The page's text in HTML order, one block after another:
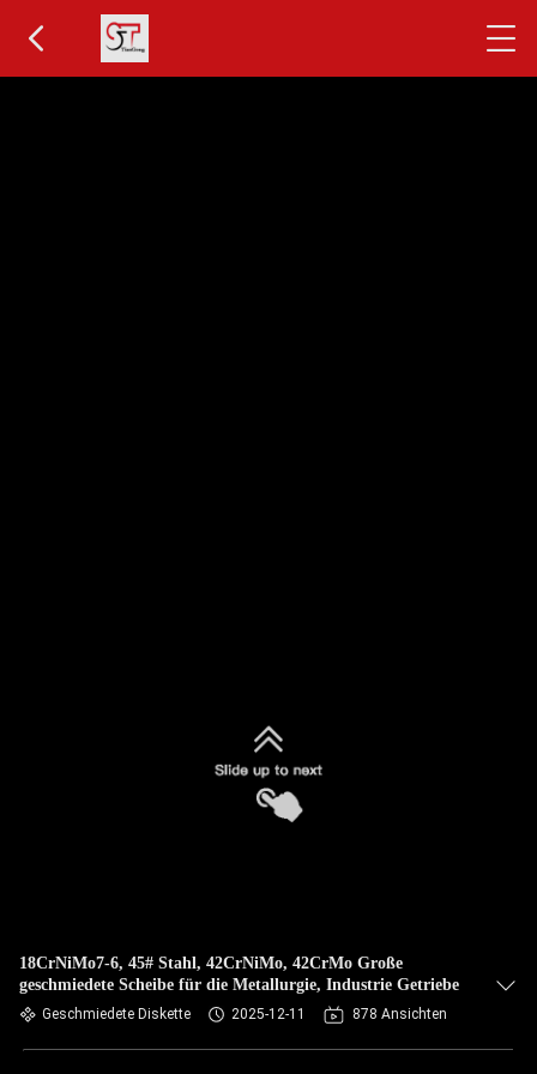
18CrNiMo7-6, 45# Stahl, 42CrNiMo, 42CrMo Große
geschmiedete Scheibe für die Metallurgie, Industrie Getriebe
Geschmiedete Diskette 2025-12-11 878 Ansichten